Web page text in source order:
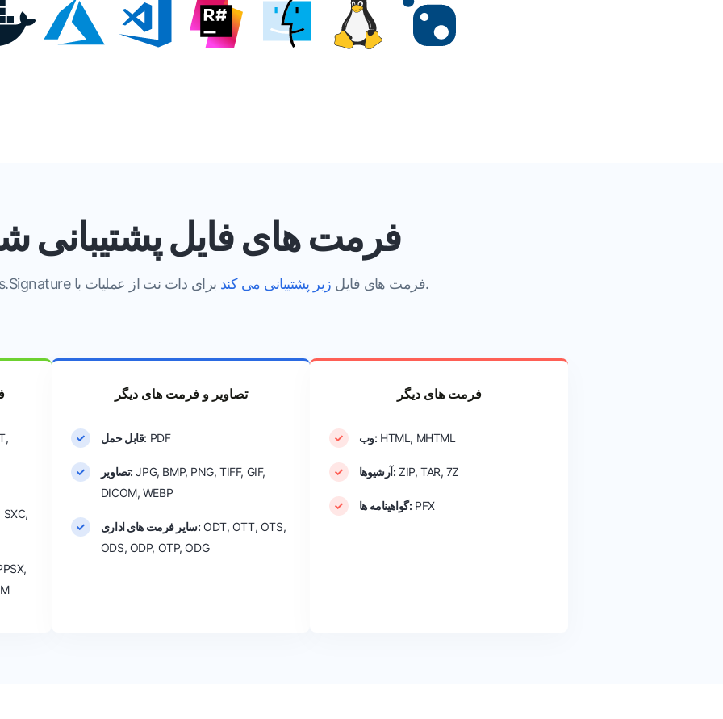
فرمت های فایل پشتیبانی
GroupDocs.Signature فرمت های فایل زیر پشتیبانی می کند برای دات نت از عملیات با.
SXC,
تصاویر و فرمت های دیگر
قابل حمل: PDF
تصاویر: JPG, BMP, PNG, TIFF, GIF,
DICOM, WEBP
سایر فرمت های اداری: ODT, OTT, OTS,
ODS, ODP, OTP, ODG
فرمت های دیگر
وب: HTML, MHTML
آرشیوها: ZIP, TAR, 7Z
گواهینامه ها: PFX